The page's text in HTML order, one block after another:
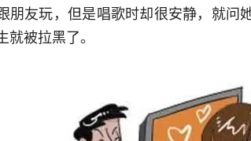
朋友玩，但是唱歌时却很安静，就问
就被拉黑了。